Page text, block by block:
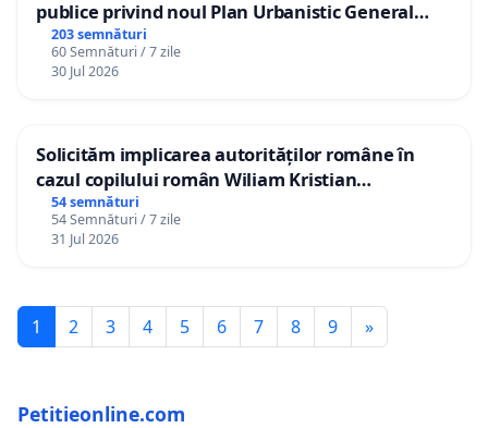
publice privind noul Plan Urbanistic General
(PUG) Ialoveni
203 semnături
60 Semnături / 7 zile
30 Jul 2026
Solicităm implicarea autorităților române în
cazul copilului român Wiliam Kristian
Gheorghe, aflat în plasament în Danemarca de
12 ani
54 semnături
54 Semnături / 7 zile
31 Jul 2026
1 2 3 4 5 6 7 8 9 »
Petitieonline.com